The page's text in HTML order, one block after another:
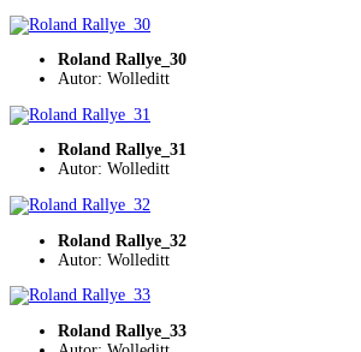
Roland Rallye_30
Autor: Wolleditt
Roland Rallye_31
Autor: Wolleditt
Roland Rallye_32
Autor: Wolleditt
Roland Rallye_33